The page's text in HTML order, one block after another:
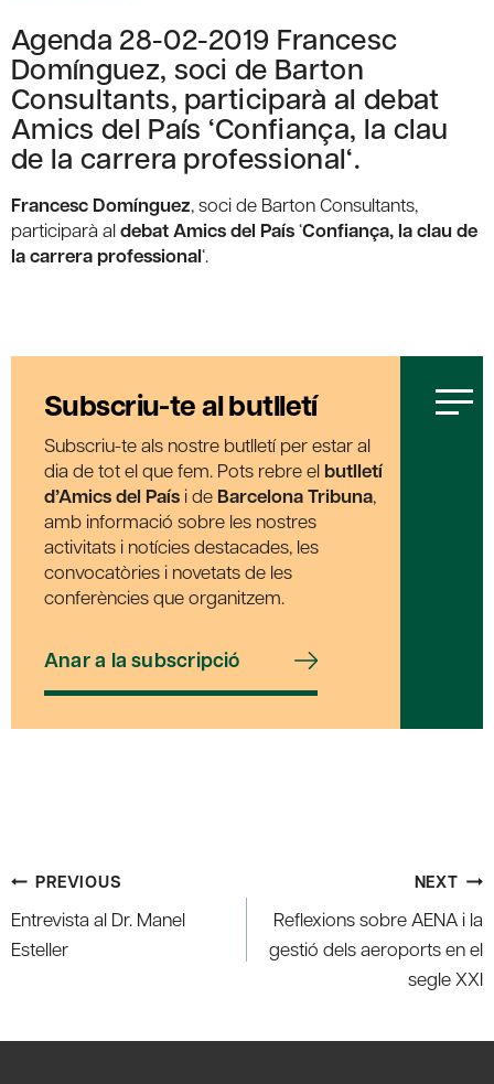
Agenda 28-02-2019 Francesc
Domínguez, soci de Barton
Consultants, participarà al debat
Amics del País ‘Confiança, la clau
de la carrera professional‘.
Francesc Domínguez, soci de Barton Consultants,
participarà aldebat Amics del País‘Confiança, la clau de
la carrera professional‘.
Subscriu-te al butlletí
Subscriu-te als nostre butlletí per estar al
dia de tot el que fem. Pots rebre el butlletí
d’Amics del País i de Barcelona Tribuna,
amb informació sobre les nostres
activitats i notícies destacades, les
convocatòries i novetats de les
conferències que organitzem.
Anar a la subscripció
Post
navigation
PREVIOUS
Entrevista al Dr. Manel
Esteller
NEXT
Reflexions sobre AENA i la
gestió dels aeroports en el
segle XXI